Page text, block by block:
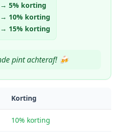
→ 5% korting
→ 10% korting
→ 15% korting
pint achteraf! 🍻
Korting
10% korting